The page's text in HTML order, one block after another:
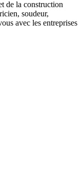
de la construction
soudeur,
avec les entreprises